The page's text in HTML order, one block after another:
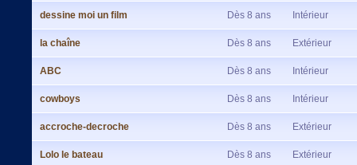
dessine moi un film Dès 8 ans Intérieur
la chaîne Dès 8 ans Extérieur
ABC Dès 8 ans Intérieur
cowboys Dès 8 ans Intérieur
accroche-decroche Dès 8 ans Extérieur
Lolo le bateau Dès 8 ans Extérieur